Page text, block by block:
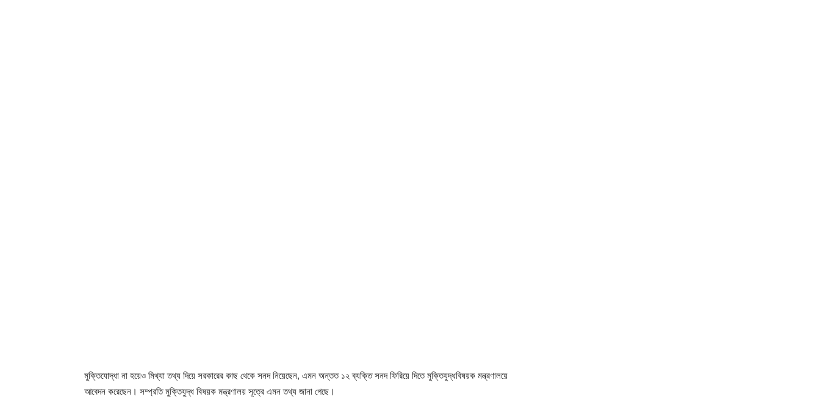
মুক্তিযোদ্ধা না হয়েও মিথ্যা তথ্য দিয়ে সরকারের কাছ থেকে সনদ নিয়েছেন, এমন অন্তত ১২ ব্যক্তি সনদ ফিরিয়ে দিতে মুক্তিযুদ্ধবিষয়ক মন্ত্রণালয়ে
আবেদন করেছেন। সম্প্রতি মুক্তিযুদ্ধ বিষয়ক মন্ত্রণালয় সূত্রে এমন তথ্য জানা গেছে।